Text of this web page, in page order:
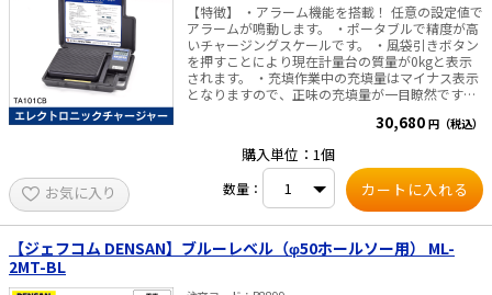
【特徴】 ・アラーム機能を搭載！ 任意の設定値で
アラームが鳴動します。 ・ポータブルで精度が高
いチャージングスケールです。 ・風袋引きボタン
を押すことにより現在計量台の質量が0kgと表示
されます。 ・充填作業中の充填量はマイナス表示
となりますので、正味の充填量が一目瞭然です。
対応） ・測定精度：±5g ・測定単位：5g ・外形
量：4.1kg ・秤台寸法（mm）：228×228 ・電
源：DC9V（006Pアルカリ電池）（約30時間使用
可能） ・使用温度範囲：5～40（℃）
30,680 円（税込）
お気に入り
購入単位：1個
数量：
【ジェフコム DENSAN】ブルーレベル（φ50ホールソー用） ML-
2MT-BL